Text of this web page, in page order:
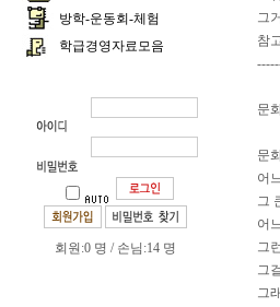
방학-운동회-체험
학급경영자료모음
회원:0 명 / 손님:14 명
그
참
문
문
어
그
어
그
그
그